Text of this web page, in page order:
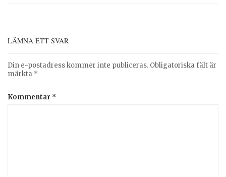
LÄMNA ETT SVAR
Din e-postadress kommer inte publiceras. Obligatoriska fält är
märkta *
Kommentar *